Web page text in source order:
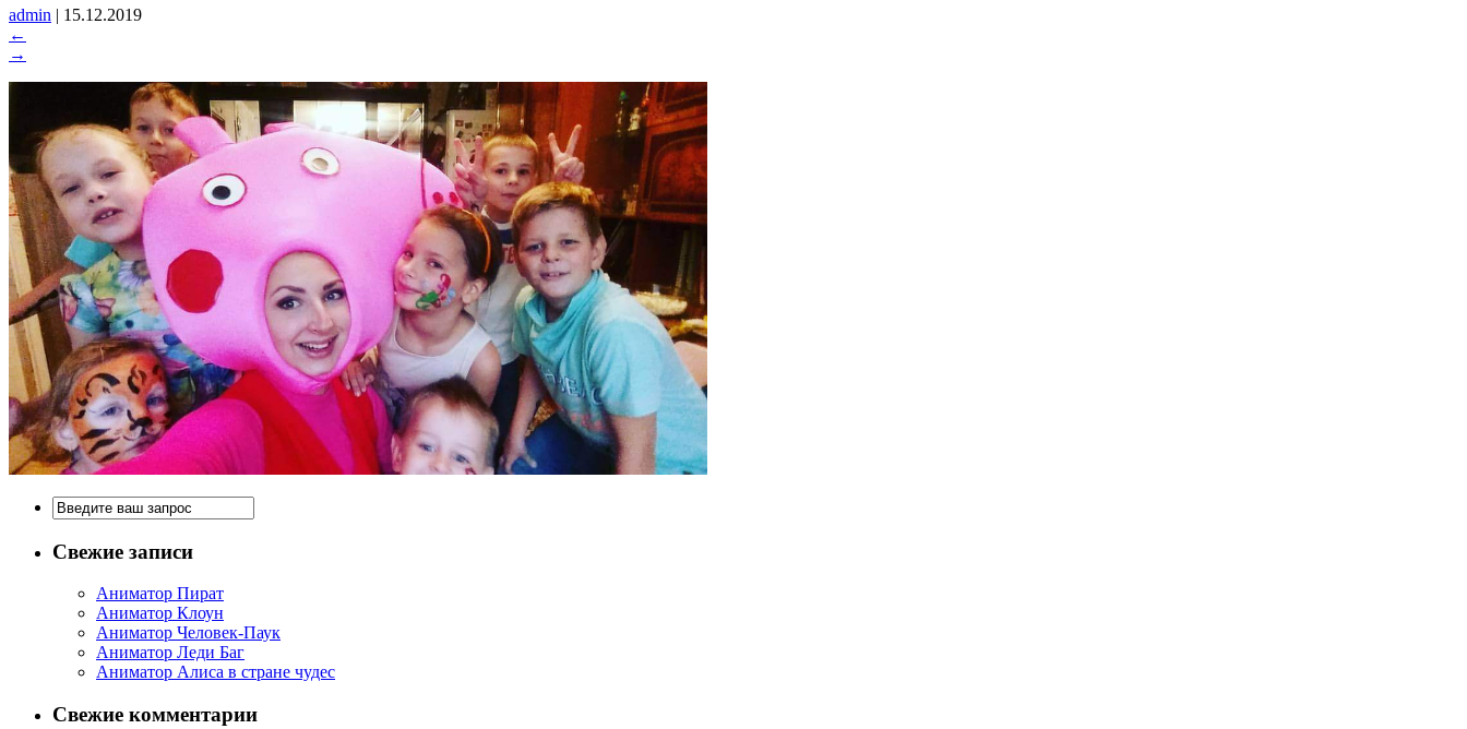
admin | 15.12.2019
←
→
Свежие записи
Аниматор Пират
Аниматор Клоун
Аниматор Человек-Паук
Аниматор Леди Баг
Аниматор Алиса в стране чудес
Свежие комментарии